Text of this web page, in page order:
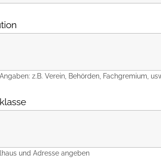
z.B. Verein, Behörden, Fachgremium,
und Adresse angeben